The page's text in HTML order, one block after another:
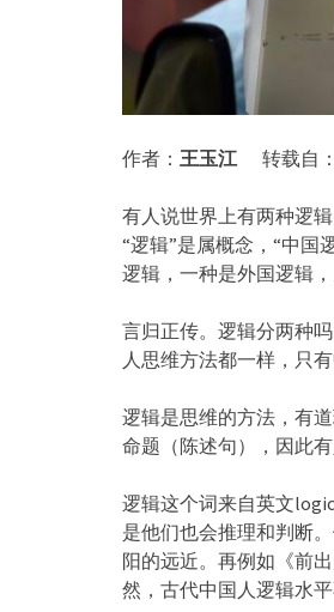
作者： 王玉江 转载自：
有人说世界上有两种逻
“逻辑”是属概念，“中国
逻辑，一种是外国逻辑
言归正传。逻辑分两种
人思维方法都一样，只
逻辑是思维的方法，有
命题（陈述句），因此
逻辑这个词来自英文
是他们也会推理和判断
阳的远近。再例如《前
然，古代中国人逻辑水平